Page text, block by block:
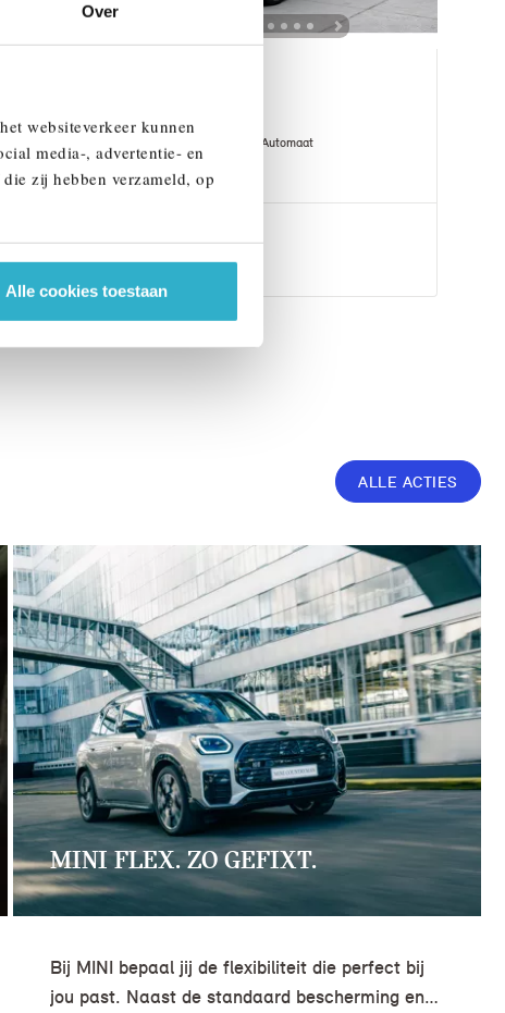
Over
websiteverkeer kunnen
media-, advertentie- en
zij hebben verzameld, op
Alle cookies toestaan
xDrive50e M Sport Automaat
1 km2026Hybride
Bekijk details
ALLE ACTIES
MINI FLEX. ZO GEFIXT.
Bij MINI bepaal jij de flexibiliteit die perfect bij
jou past. Naast de standaard bescherming en